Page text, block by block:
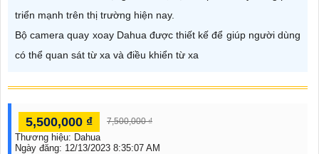
triển mạnh trên thị trường hiện nay.
Bộ camera quay xoay Dahua được thiết kế để giúp người dùng
có thể quan sát từ xa và điều khiển từ xa
5,500,000 ₫ 7,500,000 ₫
Thương hiệu: Dahua
Ngày đăng: 12/13/2023 8:35:07 AM